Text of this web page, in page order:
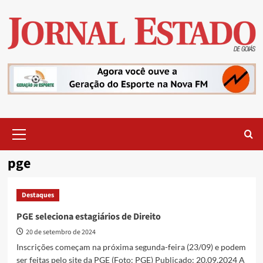
content
Menu
pge
Destaques
PGE seleciona estagiários de Direito
20 de setembro de 2024
Inscrições começam na próxima segunda-feira (23/09) e podem
ser feitas pelo site da PGE (Foto: PGE) Publicado: 20.09.2024 A